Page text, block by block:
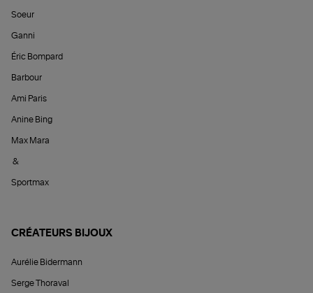
Soeur
Ganni
Éric Bompard
Barbour
Ami Paris
Anine Bing
Max Mara
&
Sportmax
CRÉATEURS BIJOUX
Aurélie Bidermann
Serge Thoraval